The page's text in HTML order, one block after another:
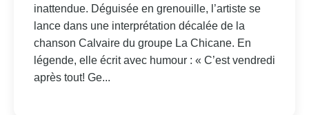
inattendue. Déguisée en grenouille, l’artiste se
lance dans une interprétation décalée de la
chanson Calvaire du groupe La Chicane. En
légende, elle écrit avec humour : « C’est vendredi
après tout! Ge...